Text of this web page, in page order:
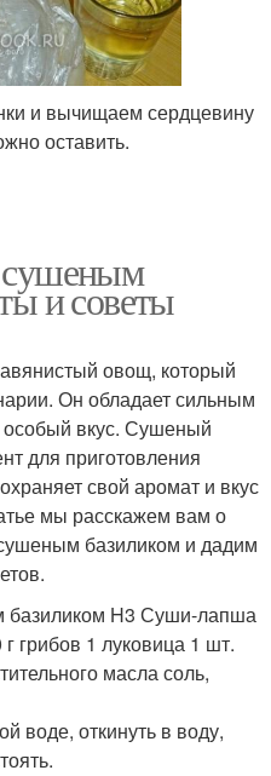
и вычищаем сердцевину
оставить.
сушеным
и советы
овощ, который
Он обладает сильным
вкус. Сушеный
для приготовления
свой аромат и вкус
мы расскажем вам о
базиликом и дадим
H3 Суши-лапша
грибов 1 луковица 1 шт.
масла соль,
воде, откинуть в воду,